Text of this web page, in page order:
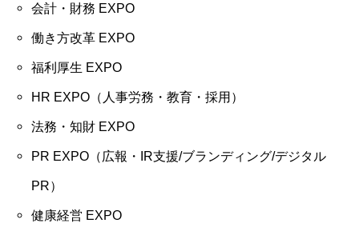
会計・財務 EXPO
働き方改革 EXPO
福利厚生 EXPO
HR EXPO（人事労務・教育・採用）
法務・知財 EXPO
PR EXPO（広報・IR支援/ブランディング/デジタル
PR）
健康経営 EXPO